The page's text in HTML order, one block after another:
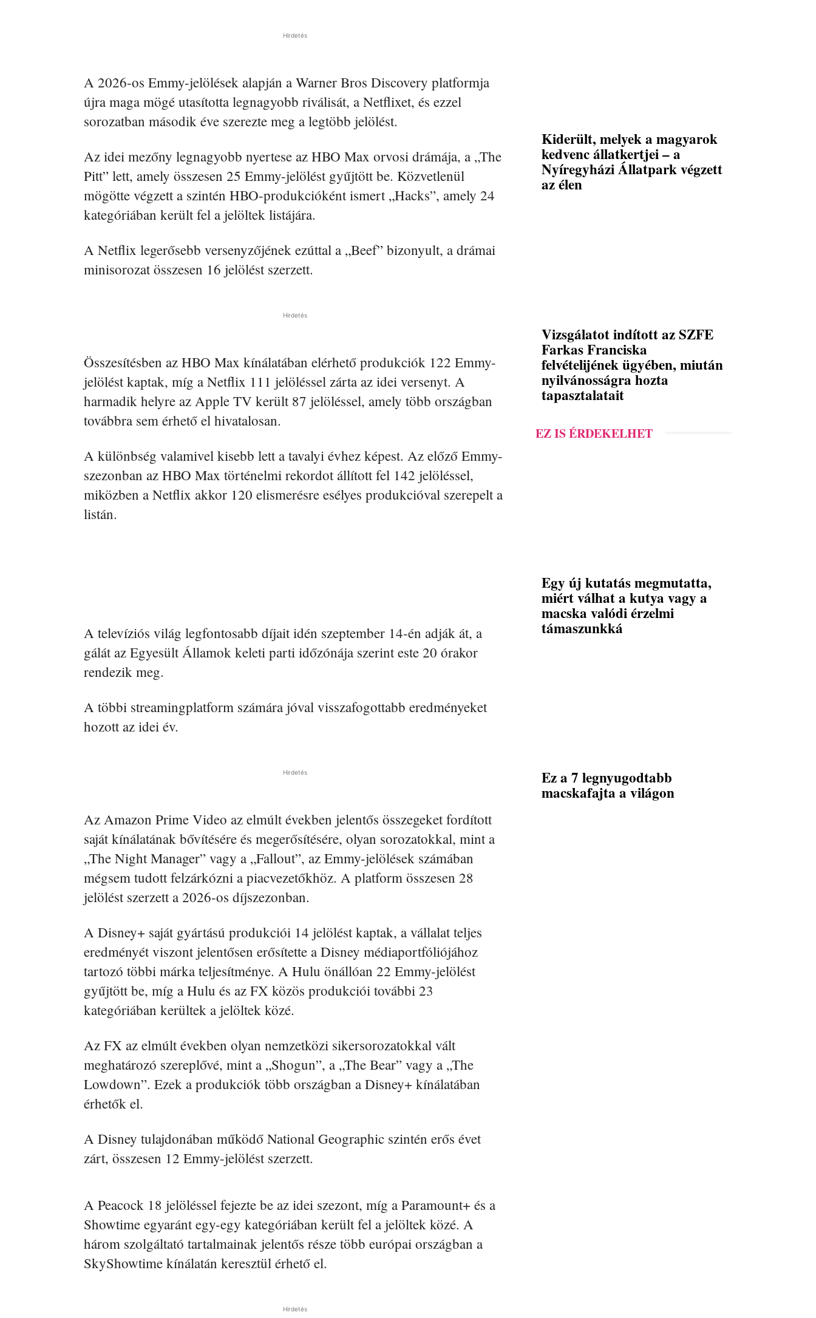
Hirdetés
A 2026-os Emmy-jelölések alapján a Warner Bros Discovery platformja
újra maga mögé utasította legnagyobb riválisát, a Netflixet, és ezzel
sorozatban második éve szerezte meg a legtöbb jelölést.
Az idei mezőny legnagyobb nyertese az HBO Max orvosi drámája, a „The
Pitt” lett, amely összesen 25 Emmy-jelölést gyűjtött be. Közvetlenül
mögötte végzett a szintén HBO-produkcióként ismert „Hacks”, amely 24
kategóriában került fel a jelöltek listájára.
A Netflix legerősebb versenyzőjének ezúttal a „Beef” bizonyult, a drámai
minisorozat összesen 16 jelölést szerzett.
Hirdetés
Összesítésben az HBO Max kínálatában elérhető produkciók 122 Emmy-
jelölést kaptak, míg a Netflix 111 jelöléssel zárta az idei versenyt. A
harmadik helyre az Apple TV került 87 jelöléssel, amely több országban
továbbra sem érhető el hivatalosan.
A különbség valamivel kisebb lett a tavalyi évhez képest. Az előző Emmy-
szezonban az HBO Max történelmi rekordot állított fel 142 jelöléssel,
miközben a Netflix akkor 120 elismerésre esélyes produkcióval szerepelt a
listán.
A televíziós világ legfontosabb díjait idén szeptember 14-én adják át, a
gálát az Egyesült Államok keleti parti időzónája szerint este 20 órakor
rendezik meg.
A többi streamingplatform számára jóval visszafogottabb eredményeket
hozott az idei év.
Hirdetés
Az Amazon Prime Video az elmúlt években jelentős összegeket fordított
saját kínálatának bővítésére és megerősítésére, olyan sorozatokkal, mint a
„The Night Manager” vagy a „Fallout”, az Emmy-jelölések számában
mégsem tudott felzárkózni a piacvezetőkhöz. A platform összesen 28
jelölést szerzett a 2026-os díjszezonban.
A Disney+ saját gyártású produkciói 14 jelölést kaptak, a vállalat teljes
eredményét viszont jelentősen erősítette a Disney médiaportfóliójához
tartozó többi márka teljesítménye. A Hulu önállóan 22 Emmy-jelölést
gyűjtött be, míg a Hulu és az FX közös produkciói további 23
kategóriában kerültek a jelöltek közé.
Az FX az elmúlt években olyan nemzetközi sikersorozatokkal vált
meghatározó szereplővé, mint a „Shogun”, a „The Bear” vagy a „The
Lowdown”. Ezek a produkciók több országban a Disney+ kínálatában
érhetők el.
A Disney tulajdonában működő National Geographic szintén erős évet
zárt, összesen 12 Emmy-jelölést szerzett.
A Peacock 18 jelöléssel fejezte be az idei szezont, míg a Paramount+ és a
Showtime egyaránt egy-egy kategóriában került fel a jelöltek közé. A
három szolgáltató tartalmainak jelentős része több európai országban a
SkyShowtime kínálatán keresztül érhető el.
Hirdetés
Kiderült, melyek a magyarok
kedvenc állatkertjei – a
Nyíregyházi Állatpark végzett
az élen
Vizsgálatot indított az SZFE
Farkas Franciska
felvételijének ügyében, miután
nyilvánosságra hozta
tapasztalatait
EZ IS ÉRDEKELHET
Egy új kutatás megmutatta,
miért válhat a kutya vagy a
macska valódi érzelmi
támaszunkká
Ez a 7 legnyugodtabb
macskafajta a világon